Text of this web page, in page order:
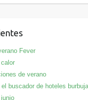
Fever
de verano
el buscador de hoteles